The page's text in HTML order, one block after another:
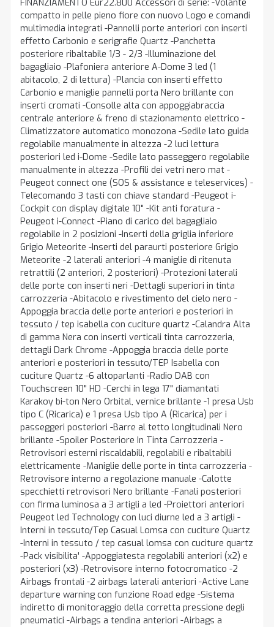
FINANZIAMENTO Eur22.800 Accessori di serie: -Volante
compatto in pelle pieno fiore con nuovo Logo e comandi
multimedia integrati -Pannelli porte anteriori con inserti
effetto Carbonio e serigrafie Quartz -Panchetta
posteriore ribaltabile 1/3 - 2/3 -Illuminazione del
bagagliaio -Plafoniera anteriore A-Dome 3 led (1
abitacolo, 2 di lettura) -Plancia con inserti effetto
Carbonio e maniglie pannelli porta Nero brillante con
inserti cromati -Consolle alta con appoggiabraccia
centrale anteriore & freno di stazionamento elettrico -
Climatizzatore automatico monozona -Sedile lato guida
regolabile manualmente in altezza -2 luci lettura
posteriori led i-Dome -Sedile lato passeggero regolabile
manualmente in altezza -Profili dei vetri nero mat -
Peugeot connect one (SOS & assistance e teleservices) -
Telecomando 3 tasti con chiave standard -Peugeot i-
Cockpit con display digitale 10" -Kit anti foratura -
Peugeot i-Connect -Piano di carico del bagagliaio
regolabile in 2 posizioni -Inserti della griglia inferiore
Grigio Meteorite -Inserti del paraurti posteriore Grigio
Meteorite -2 laterali anteriori -4 maniglie di ritenuta
retrattili (2 anteriori, 2 posteriori) -Protezioni laterali
delle porte con inserti neri -Dettagli superiori in tinta
carrozzeria -Abitacolo e rivestimento del cielo nero -
Appoggia braccia delle porte anteriori e posteriori in
tessuto / tep isabella con cuciture quartz -Calandra Alta
di gamma Nera con inserti verticali tinta carrozzeria,
dettagli Dark Chrome -Appoggia braccia delle porte
anteriori e posteriori in tessuto/TEP Isabella con
cuciture Quartz -6 altoparlanti -Radio DAB con
Touchscreen 10" HD -Cerchi in lega 17" diamantati
Karakoy bi-ton Nero Orbital, vernice brillante -1 presa Usb
tipo C (Ricarica) e 1 presa Usb tipo A (Ricarica) per i
passeggeri posteriori -Barre al tetto longitudinali Nero
brillante -Spoiler Posteriore In Tinta Carrozzeria -
Retrovisori esterni riscaldabili, regolabili e ribaltabili
elettricamente -Maniglie delle porte in tinta carrozzeria -
Retrovisore interno a regolazione manuale -Calotte
specchietti retrovisori Nero brillante -Fanali posteriori
con firma luminosa a 3 artigli a led -Proiettori anteriori
Peugeot led Technology con luci diurne led a 3 artigli -
Interni in tessuto/Tep Casual Lomsa con cuciture Quartz
-Interni in tessuto / tep casual lomsa con cuciture quartz
-Pack visibilita' -Appoggiatesta regolabili anteriori (x2) e
posteriori (x3) -Retrovisore interno fotocromatico -2
Airbags frontali -2 airbags laterali anteriori -Active Lane
departure warning con funzione Road edge -Sistema
indiretto di monitoraggio della corretta pressione degli
pneumatici -Airbags a tendina anteriori -Airbags a